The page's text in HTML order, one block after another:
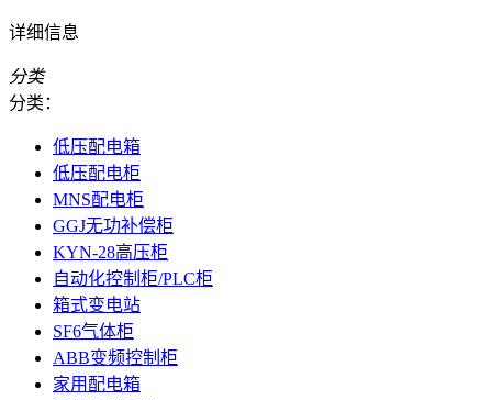
详细信息
分类
分类：
低压配电箱
低压配电柜
MNS配电柜
GGJ无功补偿柜
KYN-28高压柜
自动化控制柜/PLC柜
箱式变电站
SF6气体柜
ABB变频控制柜
家用配电箱